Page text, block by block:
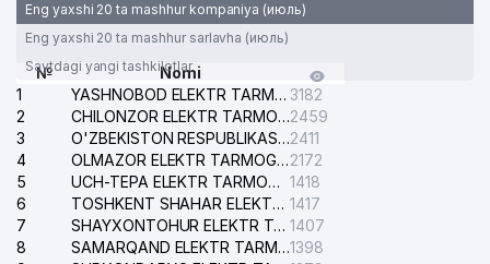
Eng yaxshi 20 ta mashhur kompaniya (июль)
Eng yaxshi 20 ta mashhur sarlavha (июль)
Saytdagi yangi tashkilotlar
№
Nomi
1
YASHNOBOD ELEKTR TARMOG'I NOSOZLIKLARI XIZMATI 3182
2
CHILONZOR ELEKTR TARMOG'I NOSOZLIK XIZMATI2459
3
O'ZBEKISTON RESPUBLIKASI BOSH PROKURATURASI ISHONCH TELEFONI2411
4
OLMAZOR ELEKTR TARMOG'I NOSOZLIKLARI XIZMATI2172
5
UCH-TEPA ELEKTR TARMOG'I NOSOZLIKLARI XIZMATI 1418
6
TOSHKENT SHAHAR ELEKTR TARMOQLARI KORXONASI AJ 1417
7
SHAYXONTOHUR ELEKTR TARMOG'I NOSOZLIKLARINI TUZATISH XIZMATI 1407
8
SAMARQAND ELEKTR TARMOQLARI AJ1398